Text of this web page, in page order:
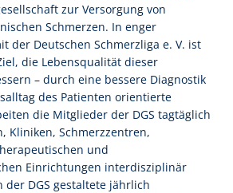
zur Versorgung von
Schmerzen. In enger
der Deutschen Schmerzliga e. V. ist
die Lebensqualität dieser
– durch eine bessere Diagnostik
des Patienten orientierte
die Mitglieder der DGS tagtäglich
Kliniken, Schmerzzentren,
und
Einrichtungen interdisziplinär
der DGS gestaltete jährlich